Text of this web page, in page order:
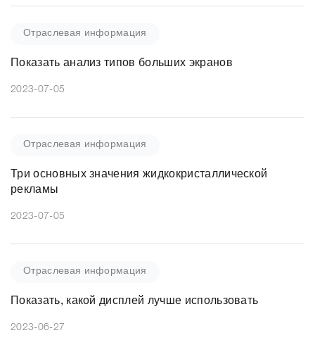
Отраслевая информация
Показать анализ типов больших экранов
2023-07-05
Отраслевая информация
Три основных значения жидкокристаллической
рекламы
2023-07-05
Отраслевая информация
Показать, какой дисплей лучше использовать
2023-06-27